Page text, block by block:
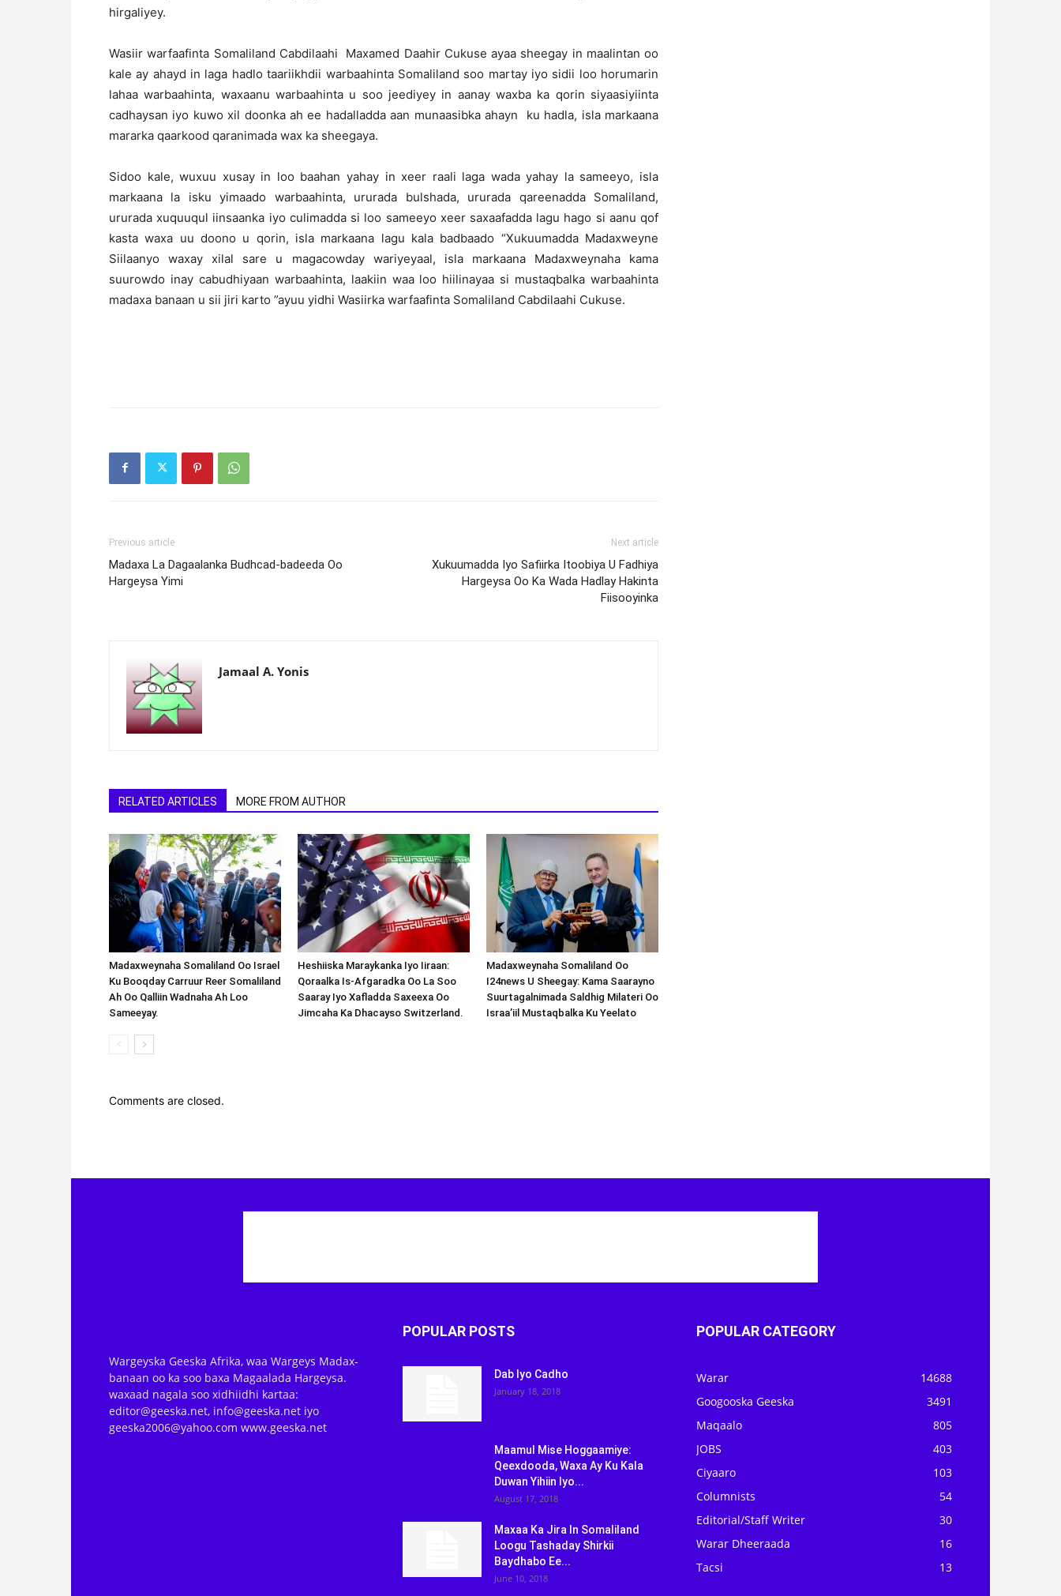
hirgaliyey.
Wasiir warfaafinta Somaliland Cabdilaahi Maxamed Daahir Cukuse ayaa sheegay in maalintan oo
kale ay ahayd in laga hadlo taariikhdii warbaahinta Somaliland soo martay iyo sidii loo horumarin
lahaa warbaahinta, waxaanu warbaahinta u soo jeediyey in aanay waxba ka qorin siyaasiyiinta
cadhaysan iyo kuwo xil doonka ah ee hadalladda aan munaasibka ahayn ku hadla, isla markaana
mararka qaarkood qaranimada wax ka sheegaya.
Sidoo kale, wuxuu xusay in loo baahan yahay in xeer raali laga wada yahay la sameeyo, isla
markaana la isku yimaado warbaahinta, ururada bulshada, ururada qareenadda Somaliland,
ururada xuquuqul iinsaanka iyo culimadda si loo sameeyo xeer saxaafadda lagu hago si aanu qof
kasta waxa uu doono u qorin, isla markaana lagu kala badbaado “Xukuumadda Madaxweyne
Siilaanyo waxay xilal sare u magacowday wariyeyaal, isla markaana Madaxweynaha kama
suurowdo inay cabudhiyaan warbaahinta, laakiin waa loo hiilinayaa si mustaqbalka warbaahinta
madaxa banaan u sii jiri karto ”ayuu yidhi Wasiirka warfaafinta Somaliland Cabdilaahi Cukuse.
Previous article
Madaxa La Dagaalanka Budhcad-badeeda Oo
Hargeysa Yimi
Next article
Xukuumadda Iyo Safiirka Itoobiya U Fadhiya
Hargeysa Oo Ka Wada Hadlay Hakinta
Fiisooyinka
Jamaal A. Yonis
RELATED ARTICLES MORE FROM AUTHOR
Madaxweynaha Somaliland Oo Israel
Ku Booqday Carruur Reer Somaliland
Ah Oo Qalliin Wadnaha Ah Loo
Sameeyay.
Heshiiska Maraykanka Iyo Iiraan:
Qoraalka Is-Afgaradka Oo La Soo
Saaray Iyo Xafladda Saxeexa Oo
Jimcaha Ka Dhacayso Switzerland.
Madaxweynaha Somaliland Oo
I24news U Sheegay: Kama Saarayno
Suurtagalnimada Saldhig Milateri Oo
Israa’iil Mustaqbalka Ku Yeelato
Comments are closed.
Wargeyska Geeska Afrika, waa Wargeys Madax-
banaan oo ka soo baxa Magaalada Hargeysa.
waxaad nagala soo xidhiidhi kartaa:
editor@geeska.net, info@geeska.net iyo
geeska2006@yahoo.com www.geeska.net
POPULAR POSTS
Dab Iyo Cadho
January 18, 2018
Maamul Mise Hoggaamiye:
Qeexdooda, Waxa Ay Ku Kala
Duwan Yihiin Iyo...
August 17, 2018
Maxaa Ka Jira In Somaliland
Loogu Tashaday Shirkii
Baydhabo Ee...
June 10, 2018
POPULAR CATEGORY
Warar
14688
Googooska Geeska
3491
Maqaalo
805
JOBS
403
Ciyaaro
103
Columnists
54
Editorial/Staff Writer
30
Warar Dheeraada
16
Tacsi
13